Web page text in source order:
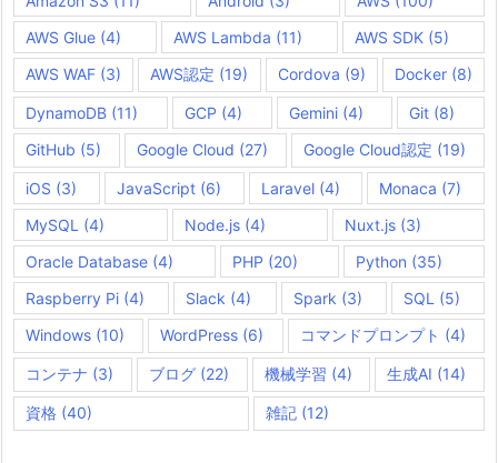
AWS Glue (4) AWS Lambda (11) AWS SDK (5)
AWS WAF (3) AWS認定 (19) Cordova (9) Docker(8)
DynamoDB (11) GCP (4) Gemini(4) Git (8)
GitHub (5) Google Cloud (27) Google Cloud認定 (19)
iOS (3) JavaScript(6) Laravel(4) Monaca (7)
MySQL (4) Node.js(4) Nuxt.js (3)
Oracle Database (4) PHP (20) Python (35)
Raspberry Pi (4) Slack (4) Spark (3) SQL (5)
Windows (10) WordPress (6) コマンドプロンプト (4)
コンテナ (3) ブログ(22) 機械学習 (4) 生成AI (14)
資格 (40) 雑記(12)